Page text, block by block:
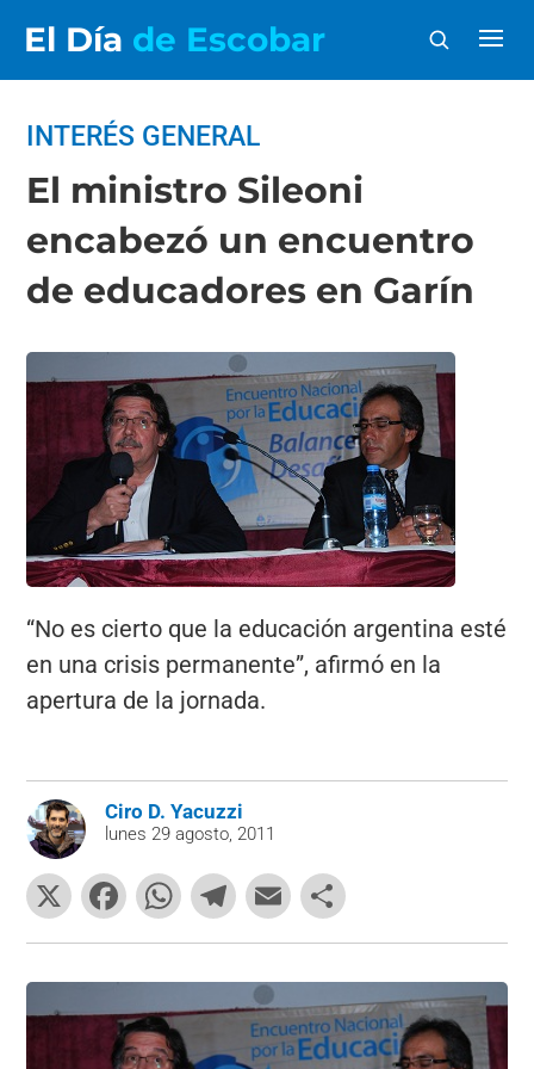
El Día de Escobar
INTERÉS GENERAL
El ministro Sileoni
encabezó un encuentro
de educadores en Garín
“No es cierto que la educación argentina esté
en una crisis permanente”, afirmó en la
apertura de la jornada.
Ciro D. Yacuzzi
lunes 29 agosto, 2011
X
F
a
c
e
b
W
h
at
s
A
T
el
e
gr
a
E
m
ai
l
o
m
p
ar